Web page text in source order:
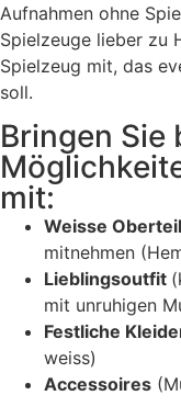
Aufnahmen ohne
Spielzeuge lieber zu
Spielzeug mit, das
soll.
Bringen Sie
mit:
Weisse
mitnehmen
Lieblingsoutfit
mit unruhigen
Festliche
weiss)
Accessoires